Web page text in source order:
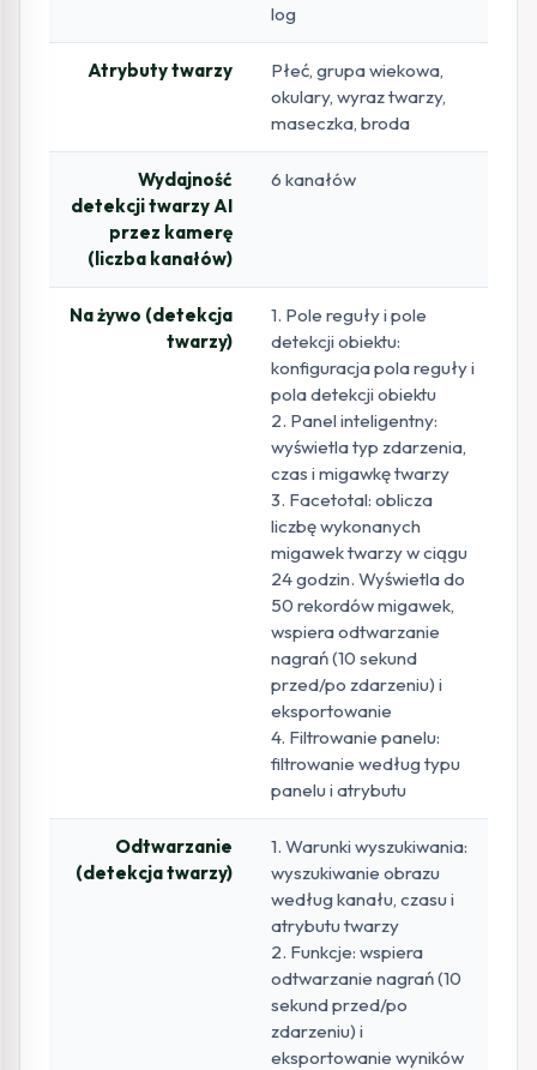
log
Atrybuty twarzy
Płeć, grupa wiekowa,
okulary, wyraz twarzy,
maseczka, broda
Wydajność
detekcji twarzy AI
przez kamerę
(liczba kanałów)
6 kanałów
Na żywo (detekcja
twarzy)
1. Pole reguły i pole
detekcji obiektu:
konfiguracja pola reguły i
pola detekcji obiektu
2. Panel inteligentny:
wyświetla typ zdarzenia,
czas i migawkę twarzy
3. Facetotal: oblicza
liczbę wykonanych
migawek twarzy w ciągu
24 godzin. Wyświetla do
50 rekordów migawek,
wspiera odtwarzanie
nagrań (10 sekund
przed/po zdarzeniu) i
eksportowanie
4. Filtrowanie panelu:
filtrowanie według typu
panelu i atrybutu
Odtwarzanie
(detekcja twarzy)
1. Warunki wyszukiwania:
wyszukiwanie obrazu
według kanału, czasu i
atrybutu twarzy
2. Funkcje: wspiera
odtwarzanie nagrań (10
sekund przed/po
zdarzeniu) i
eksportowanie wyników